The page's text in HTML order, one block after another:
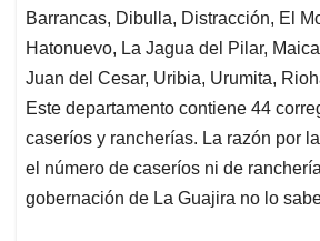
Barrancas, Dibulla, Distracción, El
Hatonuevo, La Jagua del Pilar,
Juan del Cesar, Uribia, Urumita,
Este departamento contiene 44
caseríos y rancherías. La razón por
el número de caseríos ni de
gobernación de La Guajira no lo